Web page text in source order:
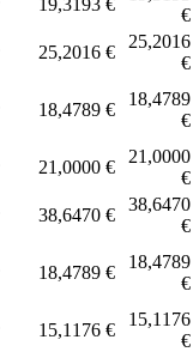
€
25,2016 €
25,2016
€
18,4789 €
18,4789
€
21,0000 €
21,0000
€
38,6470 €
38,6470
€
18,4789 €
18,4789
€
15,1176 €
15,1176
€